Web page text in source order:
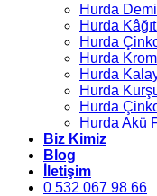
Hurda
Hurda
Hurda
Hurda
Hurda
Hurda
Hurda
Hurda Akü
Biz Kimiz
Blog
İletişim
0 532 067 98 66